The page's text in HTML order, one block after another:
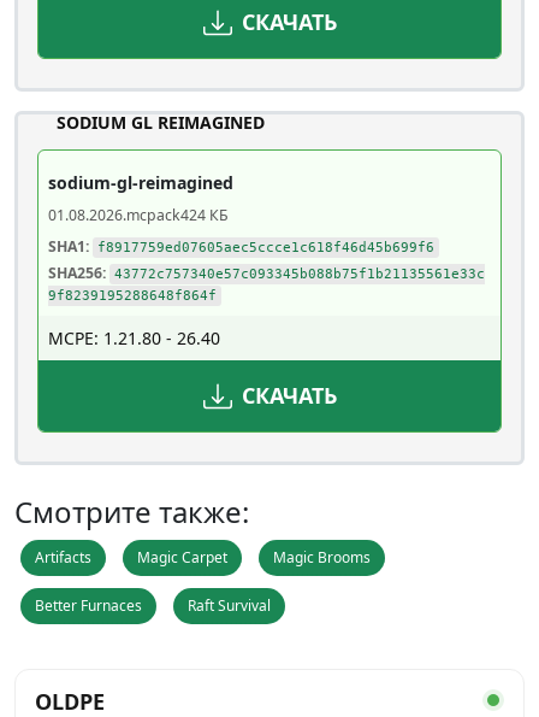
СКАЧАТЬ
SODIUM GL REIMAGINED
sodium-gl-reimagined
01.08.2026.mcpack424 КБ
SHA1:
f8917759ed07605aec5ccce1c618f46d45b699f6
SHA256: 43772c757340e57c093345b088b75f1b21135561e33c
9f8239195288648f864f
MCPE: 1.21.80 - 26.40
СКАЧАТЬ
Смотрите также:
Artifacts Magic Carpet Magic Brooms
Better Furnaces Raft Survival
OLDPE